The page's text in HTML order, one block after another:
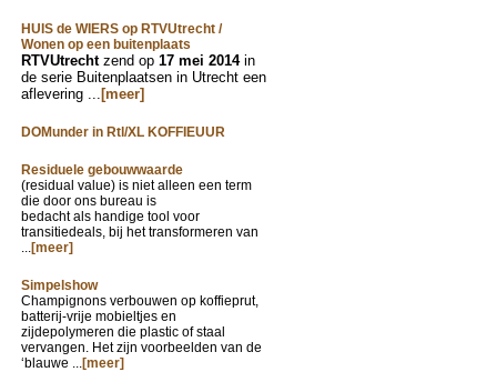
HUIS de WIERS op RTVUtrecht /
Wonen op een buitenplaats
RTVUtrechtzend op 17 mei 2014 in
de serie Buitenplaatsen in Utrecht een
aflevering ... [meer]
DOMunder in Rtl/XL KOFFIEUUR
Residuele gebouwwaarde
(residual value) is niet alleen een term
die door ons bureau is
bedacht als handige tool voor
transitiedeals, bij het transformeren van
...[meer]
Simpelshow
Champignons verbouwen op koffieprut,
batterij-vrije mobieltjes en
zijdepolymeren die plastic of staal
vervangen. Het zijn voorbeelden van de
‘blauwe ...[meer]